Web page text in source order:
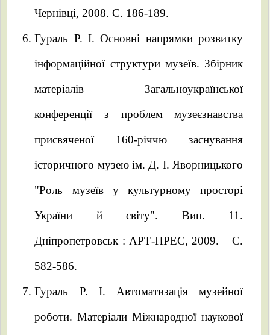
Чернівці, 2008. C. 186-189.
Гураль Р. І. Основні напрямки розвитку
інформаційної структури музеїв. Збірник
матеріалів Загальноукраїнської
конференції з проблем музеєзнавства
присвяченої 160-річчю заснування
історичного музею ім. Д. І. Яворницького
"Роль музеїв у культурному просторі
України й світу". Вип. 11.
Дніпропетровськ : АРТ-ПРЕС, 2009. – С.
582-586.
Гураль Р. І. Автоматизація музейної
роботи. Матеріали Міжнародної наукової